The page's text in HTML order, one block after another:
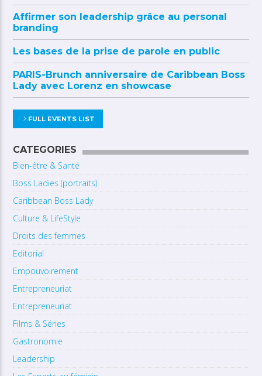
Affirmer son leadership grâce au personal
branding
Les bases de la prise de parole en public
PARIS-Brunch anniversaire de Caribbean Boss
Lady avec Lorenz en showcase
FULL EVENTS LIST
CATEGORIES
Bien-être & Santé
Boss Ladies (portraits)
Caribbean Boss Lady
Culture & LifeStyle
Droits des femmes
Editorial
Empouvoirement
Entrepreneuriat
Entrepreneuriat
Films & Séries
Gastronomie
Leadership